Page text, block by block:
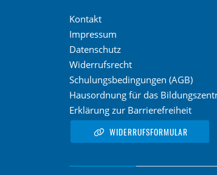
Kontakt
Impressum
Datenschutz
Widerrufsrecht
Schulungsbedingungen (AGB)
Hausordnung für das
Erklärung zur Barrierefreiheit
WIDERRUFSFORMULAR